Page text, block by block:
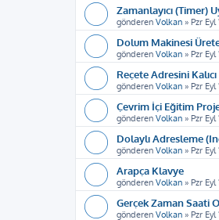
Zamanlayıcı (Timer)
gönderen Volkan » Pzr Eyl
Dolum Makinesi
gönderen Volkan » Pzr Eyl
Reçete Adresini
gönderen Volkan » Pzr Eyl
Çevrim İçi Eğitim
gönderen Volkan » Pzr Eyl
Dolaylı Adresleme
gönderen Volkan » Pzr Eyl
Arapça Klavye
gönderen Volkan » Pzr Eyl
Gerçek Zaman Saati
gönderen Volkan » Pzr Eyl